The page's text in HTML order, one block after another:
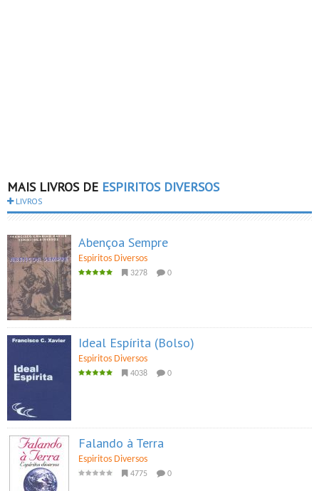
MAIS LIVROS DE ESPIRITOS DIVERSOS
LIVROS
Abençoa Sempre
Espiritos Diversos
3278 0
Ideal Espírita (Bolso)
Espiritos Diversos
4038 0
Falando à Terra
Espiritos Diversos
4775 0